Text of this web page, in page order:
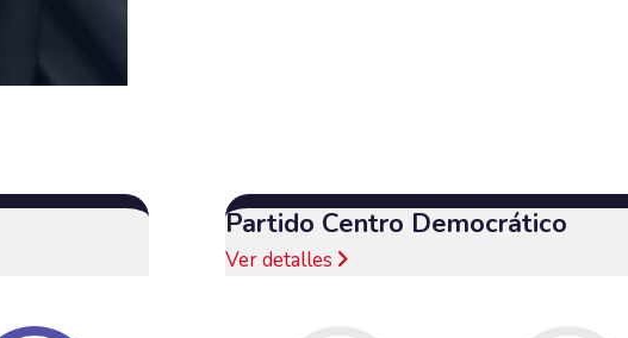
Partido Centro Democrático
Ver detalles